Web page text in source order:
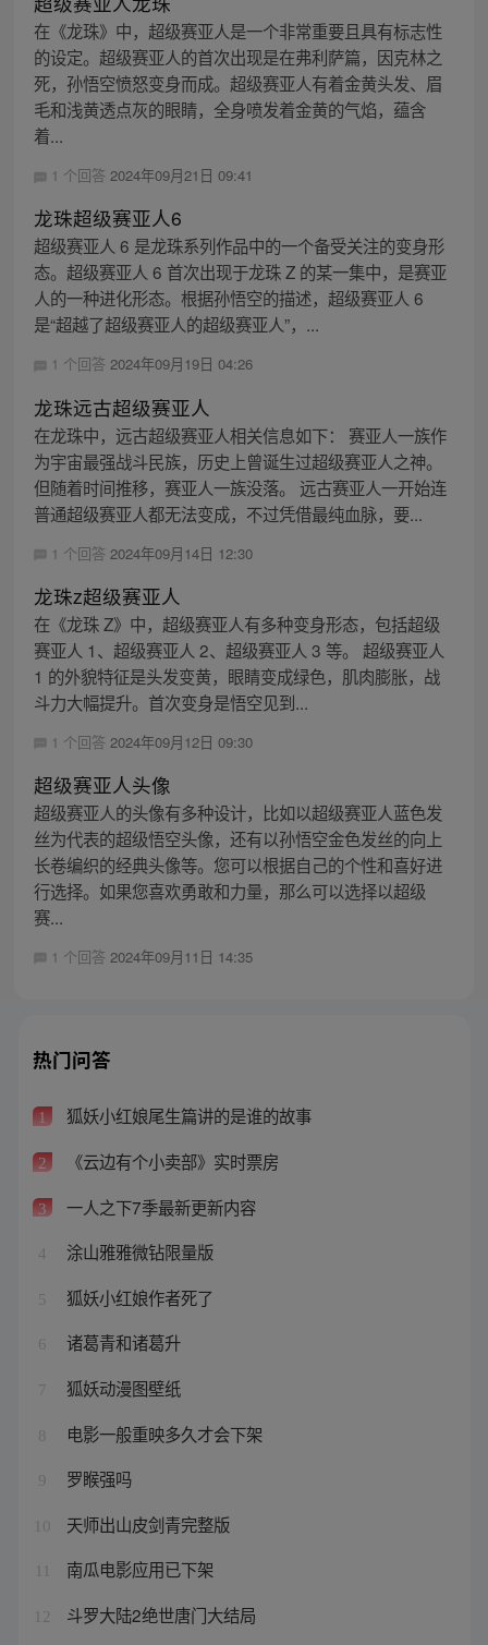
在《龙珠》中，超级赛亚人是一个非常重要且具有标志性
的设定。超级赛亚人的首次出现是在弗利萨篇，因克林之
死，孙悟空愤怒变身而成。超级赛亚人有着金黄头发、眉
毛和浅黄透点灰的眼睛，全身喷发着金黄的气焰，蕴含
着...
1 个回答 2024年09月21日 09:41
龙珠超级赛亚人6
超级赛亚人 6 是龙珠系列作品中的一个备受关注的变身形
态。超级赛亚人 6 首次出现于龙珠 Z 的某一集中，是赛亚
人的一种进化形态。根据孙悟空的描述，超级赛亚人 6
是“超越了超级赛亚人的超级赛亚人”，...
1 个回答 2024年09月19日 04:26
龙珠远古超级赛亚人
在龙珠中，远古超级赛亚人相关信息如下： 赛亚人一族作
为宇宙最强战斗民族，历史上曾诞生过超级赛亚人之神。
但随着时间推移，赛亚人一族没落。 远古赛亚人一开始连
普通超级赛亚人都无法变成，不过凭借最纯血脉，要...
1 个回答 2024年09月14日 12:30
龙珠z超级赛亚人
在《龙珠 Z》中，超级赛亚人有多种变身形态，包括超级
赛亚人 1、超级赛亚人 2、超级赛亚人 3 等。 超级赛亚人
1 的外貌特征是头发变黄，眼睛变成绿色，肌肉膨胀，战
斗力大幅提升。首次变身是悟空见到...
1 个回答 2024年09月12日 09:30
超级赛亚人头像
超级赛亚人的头像有多种设计，比如以超级赛亚人蓝色发
丝为代表的超级悟空头像，还有以孙悟空金色发丝的向上
长卷编织的经典头像等。您可以根据自己的个性和喜好进
行选择。如果您喜欢勇敢和力量，那么可以选择以超级
赛...
1 个回答 2024年09月11日 14:35
热门问答
1 狐妖小红娘尾生篇讲的是谁的故事
2 《云边有个小卖部》实时票房
3 一人之下7季最新更新内容
4 涂山雅雅微钻限量版
5 狐妖小红娘作者死了
6 诸葛青和诸葛升
7 狐妖动漫图壁纸
8 电影一般重映多久才会下架
9 罗睺强吗
10 天师出山皮剑青完整版
南瓜电影应用已下架
12 斗罗大陆2绝世唐门大结局